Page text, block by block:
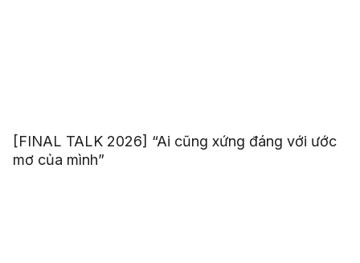
[FINAL TALK 2026] “Ai cũng xứng đáng với ước
mơ của mình”